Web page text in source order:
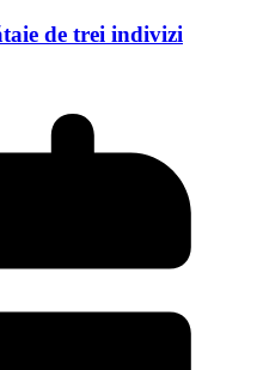
de trei indivizi